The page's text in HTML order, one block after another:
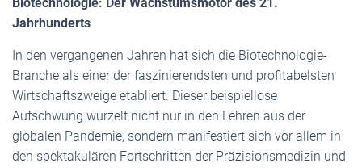
Jahrhunderts
In den vergangenen Jahren hat sich die Biotechnologie-
Branche als einer der faszinierendsten und profitabelsten
Wirtschaftszweige etabliert. Dieser beispiellose
Aufschwung wurzelt nicht nur in den Lehren aus der
globalen Pandemie, sondern manifestiert sich vor allem in
den spektakulären Fortschritten der Präzisionsmedizin und